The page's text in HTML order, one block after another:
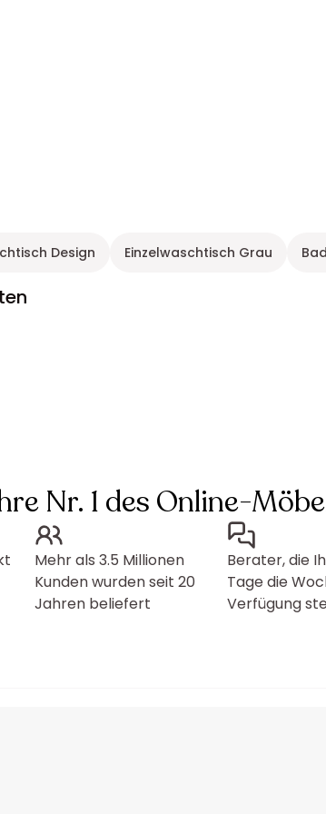
Design Einzelwaschtisch Grau
Nr. 1 des Online-
Mehr als 3.5 Millionen
Kunden wurden seit 20
Jahren beliefert
Berater, die
Tage die
Verfügung